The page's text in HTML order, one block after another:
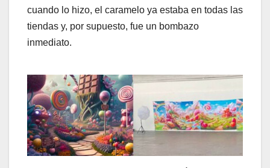
cuando lo hizo, el caramelo ya estaba en todas las
tiendas y, por supuesto, fue un bombazo
inmediato.